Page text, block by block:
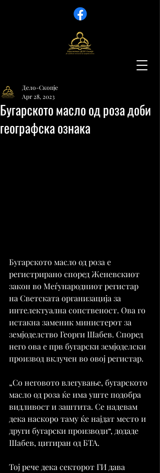
Бугарското масло од роза доби
географска ознака
Дело-Скопје
Apr 28, 2023
Бугарското масло од роза е
регистрирано според Женевскиот
закон во Меѓународниот регистар
на Светската организација за
интелектуална сопственост. Ова го
истакна заменик министерот за
земјоделство Георги Шабев. Според
него ова е прв бугарски земјоделски
производ вклучен во овој регистар.
„Со неговото влегување, бугарското
масло од роза ќе има уште подобра
видливост и заштита. Се надевам
дека наскоро таму ќе најдат место и
други бугарски производи“, додаде
Шабев, цитиран од БТА.
Тој рече дека секторот ГИ дава